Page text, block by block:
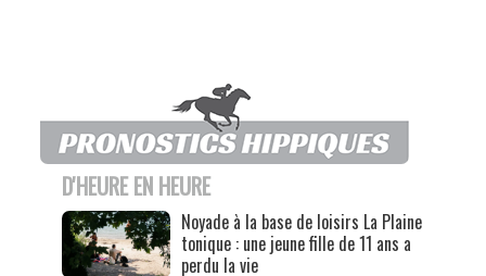
D'HEURE EN HEURE
Noyade à la base de loisirs La Plaine
tonique : une jeune fille de 11 ans a
perdu la vie